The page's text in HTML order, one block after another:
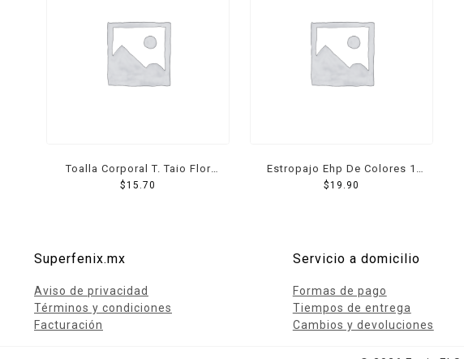
Toalla Corporal T. Taio Flor
Tejida Para Baño 1 Pzs
$15.70
Estropajo Ehp De Colores 1
Pzs
$19.90
Superfenix.mx
Aviso de privacidad
Términos y condiciones
Facturación
Servicio a domicilio
Formas de pago
Tiempos de entrega
Cambios y devoluciones